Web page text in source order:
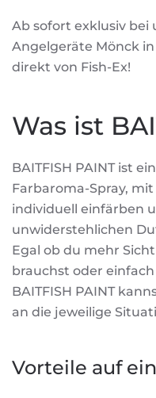
Ab sofort exklusiv bei
Angelgeräte Mönck
direkt von Fish-Ex!
Was ist
BAITFISH PAINT ist
Farbaroma-Spray,
individuell einfärben
unwiderstehlichen
Egal ob du mehr
brauchst oder
BAITFISH PAINT
an die jeweilige
Vorteile auf